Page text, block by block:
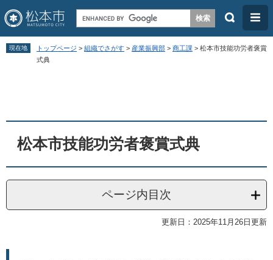
ペ
す
。
メ
し
て
検
メ
ニ
ュ
現在地 トップページ > 組織でさがす > 産業振興部 > 商工課 > 松本市技能功労者褒賞
式典
松本市技能功労者褒賞式典
ページ内目次
更新日：2025年11月26日更新